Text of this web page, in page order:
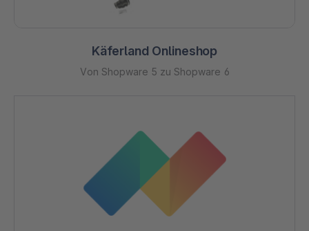
Käferland Onlineshop
Von Shopware 5 zu Shopware 6